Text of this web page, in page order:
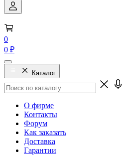
0
0 ₽
Каталог
О фирме
Контакты
Форум
Как заказать
Доставка
Гарантии